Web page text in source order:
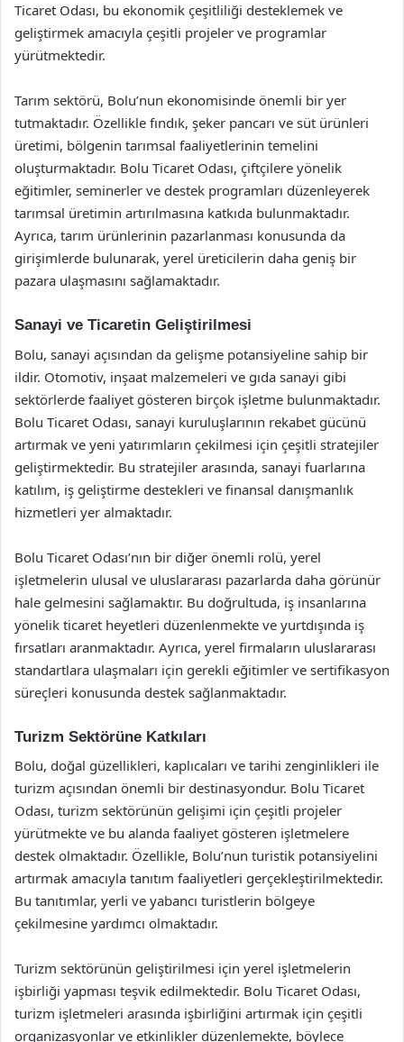
Ticaret Odası, bu ekonomik çeşitliliği desteklemek ve
geliştirmek amacıyla çeşitli projeler ve programlar
yürütmektedir.
Tarım sektörü, Bolu’nun ekonomisinde önemli bir yer
tutmaktadır. Özellikle fındık, şeker pancarı ve süt ürünleri
üretimi, bölgenin tarımsal faaliyetlerinin temelini
oluşturmaktadır. Bolu Ticaret Odası, çiftçilere yönelik
eğitimler, seminerler ve destek programları düzenleyerek
tarımsal üretimin artırılmasına katkıda bulunmaktadır.
Ayrıca, tarım ürünlerinin pazarlanması konusunda da
girişimlerde bulunarak, yerel üreticilerin daha geniş bir
pazara ulaşmasını sağlamaktadır.
Sanayi ve Ticaretin Geliştirilmesi
Bolu, sanayi açısından da gelişme potansiyeline sahip bir
ildir. Otomotiv, inşaat malzemeleri ve gıda sanayi gibi
sektörlerde faaliyet gösteren birçok işletme bulunmaktadır.
Bolu Ticaret Odası, sanayi kuruluşlarının rekabet gücünü
artırmak ve yeni yatırımların çekilmesi için çeşitli stratejiler
geliştirmektedir. Bu stratejiler arasında, sanayi fuarlarına
katılım, iş geliştirme destekleri ve finansal danışmanlık
hizmetleri yer almaktadır.
Bolu Ticaret Odası’nın bir diğer önemli rolü, yerel
işletmelerin ulusal ve uluslararası pazarlarda daha görünür
hale gelmesini sağlamaktır. Bu doğrultuda, iş insanlarına
yönelik ticaret heyetleri düzenlenmekte ve yurtdışında iş
fırsatları aranmaktadır. Ayrıca, yerel firmaların uluslararası
standartlara ulaşmaları için gerekli eğitimler ve sertifikasyon
süreçleri konusunda destek sağlanmaktadır.
Turizm Sektörüne Katkıları
Bolu, doğal güzellikleri, kaplıcaları ve tarihi zenginlikleri ile
turizm açısından önemli bir destinasyondur. Bolu Ticaret
Odası, turizm sektörünün gelişimi için çeşitli projeler
yürütmekte ve bu alanda faaliyet gösteren işletmelere
destek olmaktadır. Özellikle, Bolu’nun turistik potansiyelini
artırmak amacıyla tanıtım faaliyetleri gerçekleştirilmektedir.
Bu tanıtımlar, yerli ve yabancı turistlerin bölgeye
çekilmesine yardımcı olmaktadır.
Turizm sektörünün geliştirilmesi için yerel işletmelerin
işbirliği yapması teşvik edilmektedir. Bolu Ticaret Odası,
turizm işletmeleri arasında işbirliğini artırmak için çeşitli
organizasyonlar ve etkinlikler düzenlemekte, böylece